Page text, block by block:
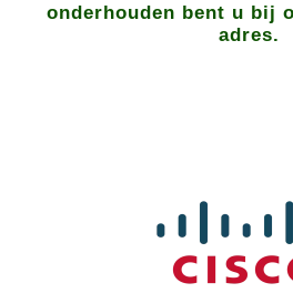
onderhouden bent u bij
adres.